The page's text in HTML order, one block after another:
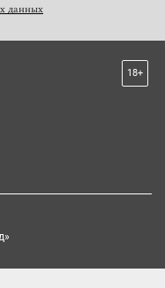
данных
18+